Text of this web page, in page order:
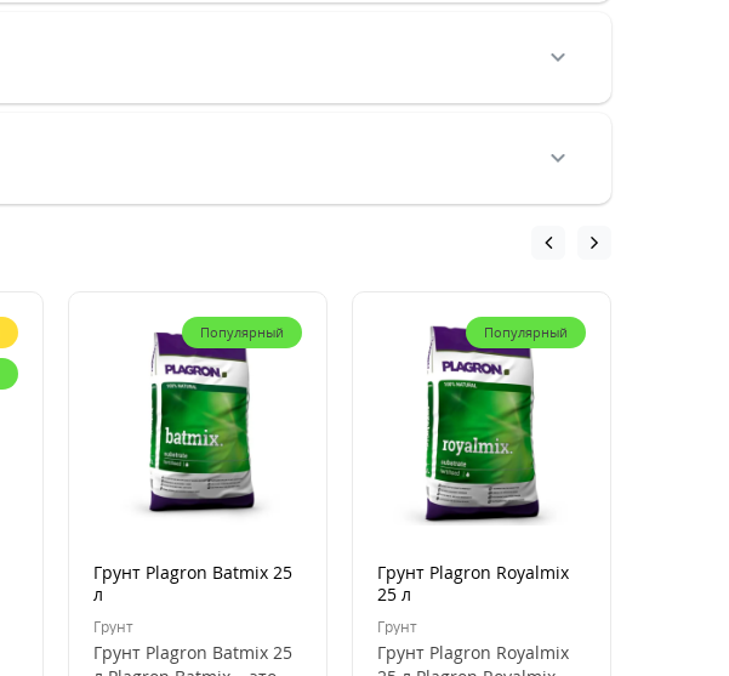
Популярный
Грунт Plagron Batmix 25
л
Грунт
Грунт Plagron Batmix 25
Популярный
Грунт Plagron Royalmix
25 л
Грунт
Грунт Plagron Royalmix